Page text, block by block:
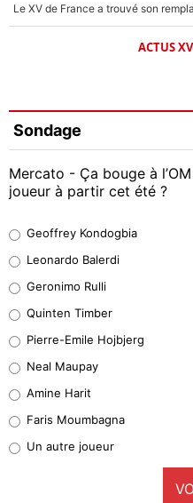
ACTUS
Sondage
Mercato - Ça bouge à
joueur à partir cet été ?
38%
32%
4%
1%
9%
Geoffrey Kondogbia
Leonardo Balerdi
Geronimo Rulli
Quinten Timber
Pierre-Emile Hojbjerg
Neal Maupay
Amine Harit
Faris Moumbagna
Un autre joueur